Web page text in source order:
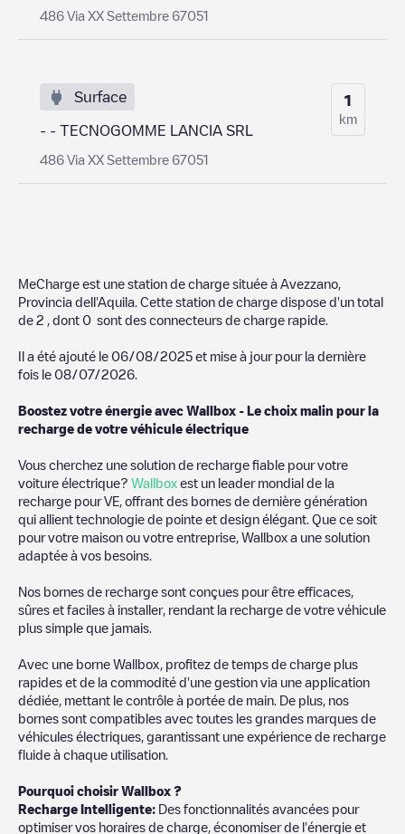
486 Via XX Settembre 67051
Surface
- - TECNOGOMME LANCIA SRL
486 Via XX Settembre 67051
1
km
MeCharge est une station de charge située à Avezzano
Provincia dell'Aquila . Cette station de charge dispose d'un total
de 2 , dont 0 sont des connecteurs de charge rapide.
Il a été ajouté le 06/08/2025 et mise à jour pour la dernière
fois le 08/07/2026
Boostez votre énergie avec Wallbox - Le choix malin pour la
recharge de votre véhicule électrique
Vous cherchez une solution de recharge fiable pour votre
voiture électrique? Wallbox est un leader mondial de la
recharge pour VE, offrant des bornes de dernière génération
qui allient technologie de pointe et design élégant. Que ce soit
pour votre maison ou votre entreprise, Wallbox a une solution
adaptée à vos besoins.
Nos bornes de recharge sont conçues pour être efficaces,
sûres et faciles à installer, rendant la recharge de votre véhicule
plus simple que jamais.
Avec une borne Wallbox, profitez de temps de charge plus
rapides et de la commodité d'une gestion via une application
dédiée, mettant le contrôle à portée de main. De plus, nos
bornes sont compatibles avec toutes les grandes marques de
véhicules électriques, garantissant une expérience de recharge
fluide à chaque utilisation.
Pourquoi choisir Wallbox ?
Recharge Intelligente: Des fonctionnalités avancées pour
optimiser vos horaires de charge, économiser de l'énergie et